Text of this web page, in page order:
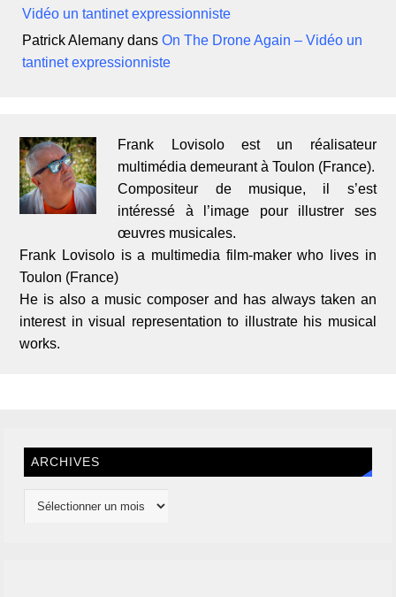
Vidéo un tantinet expressionniste
Patrick Alemany dansOn The Drone Again – Vidéo un
tantinet expressionniste
Frank Lovisolo est un réalisateur
multimédia demeurant à Toulon (France).
Compositeur de musique, il s’est
intéressé à l’image pour illustrer ses
œuvres musicales.
Frank Lovisolo is a multimedia film-maker who lives in
Toulon (France)
He is also a music composer and has always taken an
interest in visual representation to illustrate his musical
works.
ARCHIVES